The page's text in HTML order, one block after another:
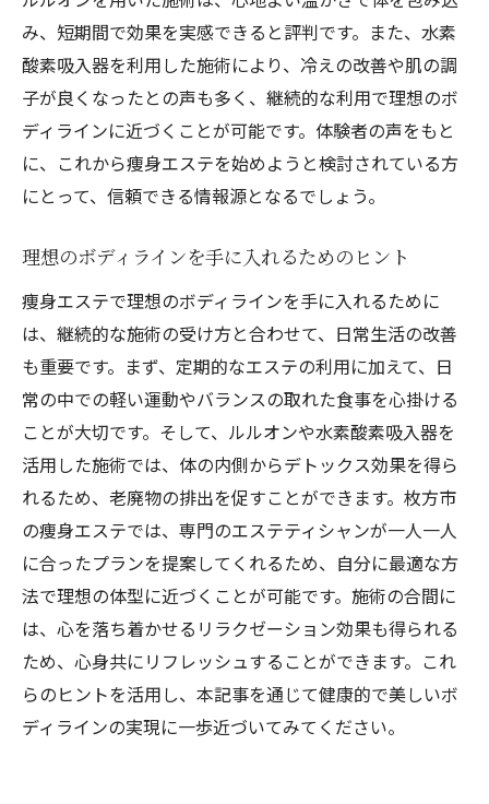
な施術とその魅力
人気の痩身エステプランとその効果
効果的な施術メニューの選び方
枚方市のエステサロンで受けられる特別な
施術
施術の効果を最大限に引き出すためのポイ
痩身エステで得られる結果とは
枚方市で人気の理由とその魅力
み、短期間で効果を実感できると評判です。また、水素
酸素吸入器を利用した施術により、冷えの改善や肌の調
子が良くなったとの声も多く、継続的な利用で理想のボ
ディラインに近づくことが可能です。体験者の声をもと
に、これから痩身エステを始めようと検討されている方
にとって、信頼できる情報源となるでしょう。
理想のボディラインを手に入れるためのヒント
痩身エステで理想のボディラインを手に入れるために
は、継続的な施術の受け方と合わせて、日常生活の改善
も重要です。まず、定期的なエステの利用に加えて、日
常の中での軽い運動やバランスの取れた食事を心掛ける
ことが大切です。そして、ルルオンや水素酸素吸入器を
活用した施術では、体の内側からデトックス効果を得ら
れるため、老廃物の排出を促すことができます。枚方市
の痩身エステでは、専門のエステティシャンが一人一人
に合ったプランを提案してくれるため、自分に最適な方
法で理想の体型に近づくことが可能です。施術の合間に
は、心を落ち着かせるリラクゼーション効果も得られる
ため、心身共にリフレッシュすることができます。これ
らのヒントを活用し、本記事を通じて健康的で美しいボ
ディラインの実現に一歩近づいてみてください。